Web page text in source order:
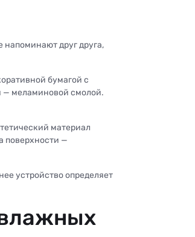
напоминают друг друга,
бумагой с
— меламиновой смолой.
материал
поверхности —
устройство определяет
влажных